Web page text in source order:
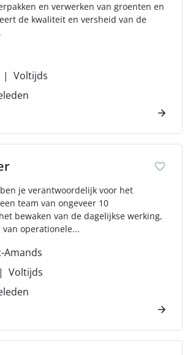
en verwerken van groenten en
de kwaliteit en versheid van de
Voltijds
je verantwoordelijk voor het
team van ongeveer 10
bewaken van de dagelijkse werking,
operationele...
Amands
Voltijds